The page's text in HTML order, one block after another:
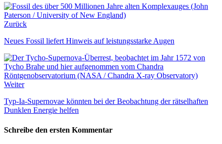
Zurück
Neues Fossil liefert Hinweis auf leistungsstarke Augen
Weiter
Typ-Ia-Supernovae könnten bei der Beobachtung der rätselhaften
Dunklen Energie helfen
Schreibe den ersten Kommentar